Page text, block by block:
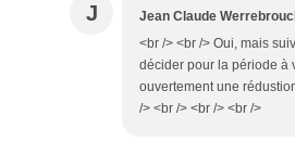
J Jean Claude
<br /> <br /> Oui, mais
décider pour la période à
ouvertement une
/> <br /> <br /> <br />